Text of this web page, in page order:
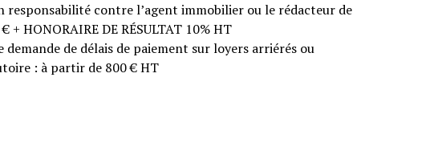
responsabilité contre l’agent immobilier ou le rédacteur de
+ HONORAIRE DE RÉSULTAT 10% HT
demande de délais de paiement sur loyers arriérés ou
: à partir de 800 € HT